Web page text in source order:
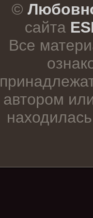
©
сайта
Все
автором